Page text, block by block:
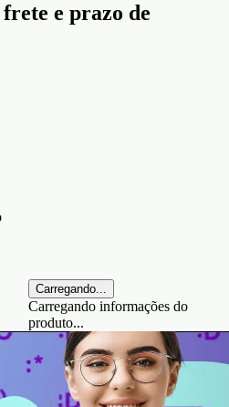
e prazo de
Carregando...
Carregando informações do
produto...